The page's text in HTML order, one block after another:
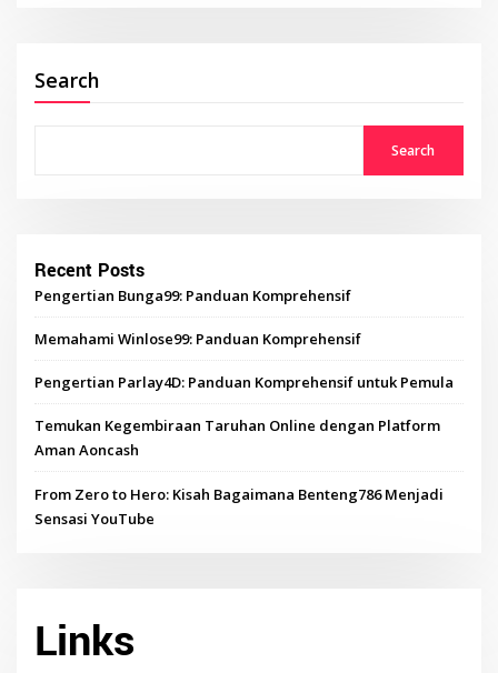
Search
Search
Recent Posts
Pengertian Bunga99: Panduan Komprehensif
Memahami Winlose99: Panduan Komprehensif
Pengertian Parlay4D: Panduan Komprehensif untuk Pemula
Temukan Kegembiraan Taruhan Online dengan Platform
Aman Aoncash
From Zero to Hero: Kisah Bagaimana Benteng786 Menjadi
Sensasi YouTube
Links